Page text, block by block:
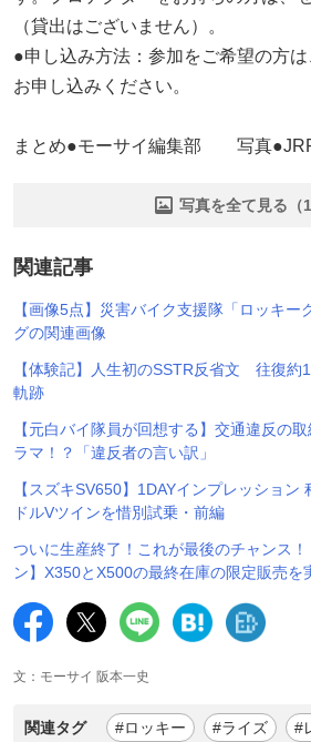
（貸出はございません）。
●申し込み方法：参加をご希望の方
お申し込みください。
まとめ●モーサイ編集部 写真
写真を全て見る（1
関連記事
【画像5点】災害バイク支援隊「ロッキー
グの関連画像
【体験記】人生初のSSTR反省文 往復約
軌跡
【元白バイ隊員が回想する】交通違反の
ラマ！？「違反者の言い訳」
【スズキSV650】1DAYインプレッション
ドルVツインを惜別試乗・前編
ついに生産終了！これが最後のチャンス
ン】X350とX500の最終在庫の限定販売を
文：モーサイ 阪本一史
関連タグ #ロッキー #ライズ #